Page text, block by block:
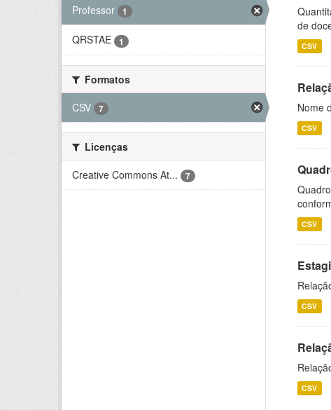
Professor 1
QRSTAE 1
Formatos
CSV
7
Licenças
Creative Commons At...
7
de
CSV
Nome
CSV
CSV
CSV
CSV